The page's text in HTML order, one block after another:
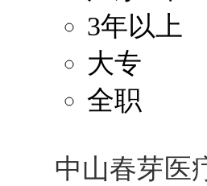
定期团建 节日福利
解决户口
员工旅游
3年以上
大专
全职
中山春芽医